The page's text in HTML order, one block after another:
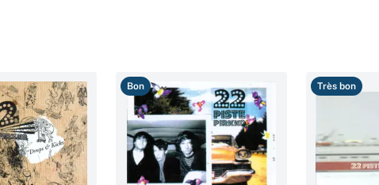
Bon Très bon